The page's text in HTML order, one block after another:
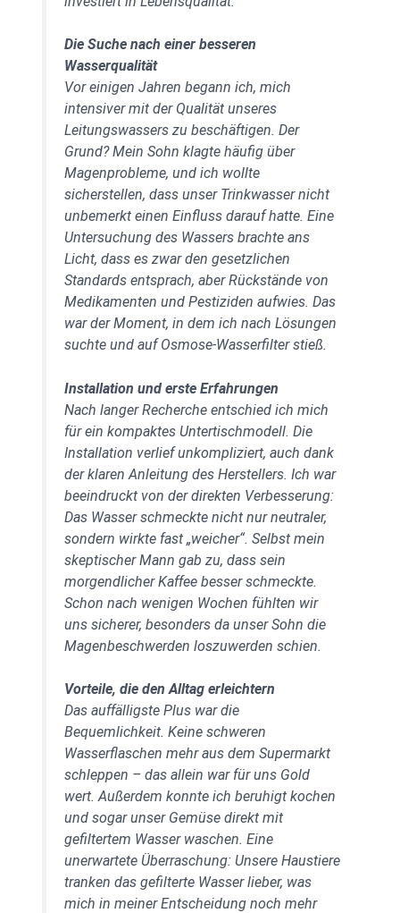
Die Suche nach einer besseren
Wasserqualität
Vor einigen Jahren begann ich, mich
intensiver mit der Qualität unseres
Leitungswassers zu beschäftigen. Der
Grund? Mein Sohn klagte häufig über
Magenprobleme, und ich wollte
sicherstellen, dass unser Trinkwasser nicht
unbemerkt einen Einfluss darauf hatte. Eine
Untersuchung des Wassers brachte ans
Licht, dass es zwar den gesetzlichen
Standards entsprach, aber Rückstände von
Medikamenten und Pestiziden aufwies. Das
war der Moment, in dem ich nach Lösungen
suchte und auf Osmose-Wasserfilter stieß.
Installation und erste Erfahrungen
Nach langer Recherche entschied ich mich
für ein kompaktes Untertischmodell. Die
Installation verlief unkompliziert, auch dank
der klaren Anleitung des Herstellers. Ich war
beeindruckt von der direkten Verbesserung:
Das Wasser schmeckte nicht nur neutraler,
sondern wirkte fast „weicher“. Selbst mein
skeptischer Mann gab zu, dass sein
morgendlicher Kaffee besser schmeckte.
Schon nach wenigen Wochen fühlten wir
uns sicherer, besonders da unser Sohn die
Magenbeschwerden loszuwerden schien.
Vorteile, die den Alltag erleichtern
Das auffälligste Plus war die
Bequemlichkeit. Keine schweren
Wasserflaschen mehr aus dem Supermarkt
schleppen – das allein war für uns Gold
wert. Außerdem konnte ich beruhigt kochen
und sogar unser Gemüse direkt mit
gefiltertem Wasser waschen. Eine
unerwartete Überraschung: Unsere Haustiere
tranken das gefilterte Wasser lieber, was
mich in meiner Entscheidung noch mehr